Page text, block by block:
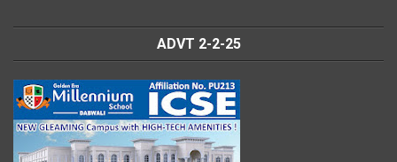
ADVT 2-2-25